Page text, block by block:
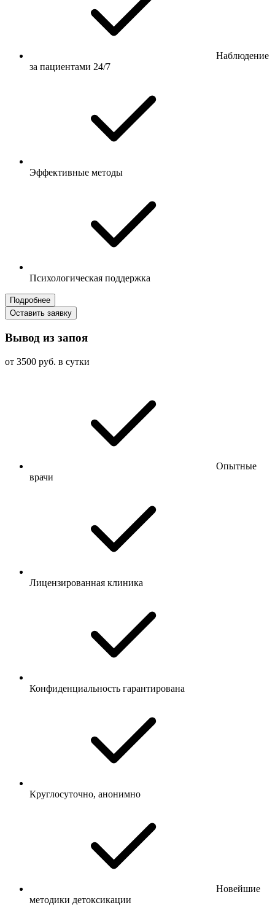
Наблюдение
за пациентами 24/7
Эффективные методы
Психологическая поддержка
Подробнее
Оставить заявку
Вывод из запоя
от 3500 руб. в сутки
Опытные
врачи
Лицензированная клиника
Конфиденциальность гарантирована
Круглосуточно, анонимно
Новейшие
методики детоксикации